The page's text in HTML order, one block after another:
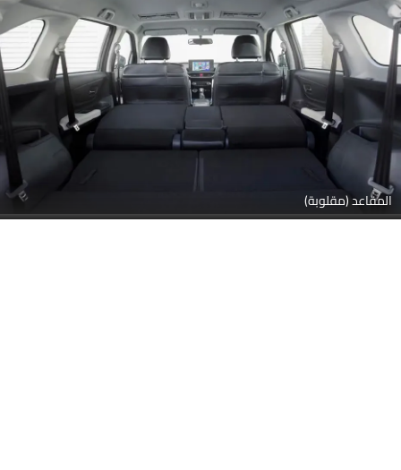
المقاعد (مقلوبة)